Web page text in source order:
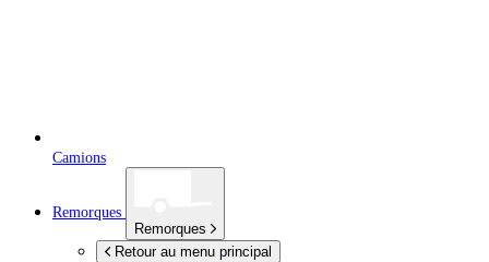
Camions
Remorques
Remorques
Retour au menu principal